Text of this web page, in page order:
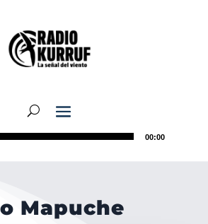
00:00
Mapuche